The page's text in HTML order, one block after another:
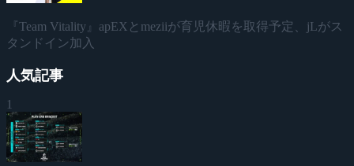
『Team Vitality』apEXとmeziiが育児休暇を取得予定、jLがス
タンドイン加入
人気記事
1